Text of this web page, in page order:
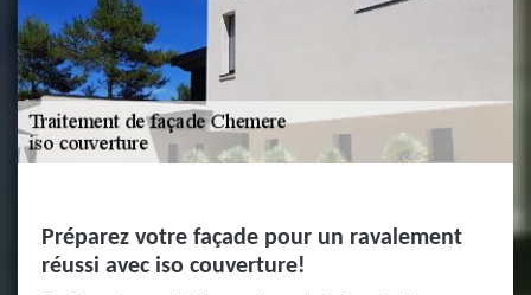
Préparez votre façade pour un ravalement
réussi avec iso couverture!